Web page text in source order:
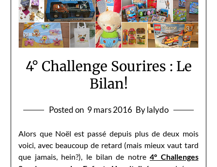
4° Challenge Sourires : Le
Bilan!
Posted on 9 mars 2016 By lalydo
Alors que Noël est passé depuis plus de deux mois
voici, avec beaucoup de retard (mais mieux vaut tard
que jamais, hein?), le bilan de notre4° Challenges